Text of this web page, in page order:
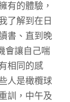
有的體驗，
了解到在日
書、直到晚
會讓自己喘
相同的感
人是橄欖球
訓，中午及